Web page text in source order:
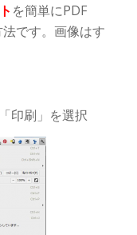
を簡単にPDF
です。画像はす
印刷」を選択